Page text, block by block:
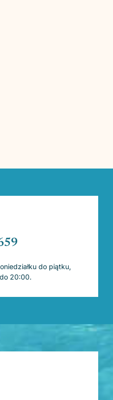
do piątku,
20:00.